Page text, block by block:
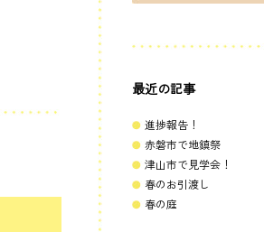
最近の記事
進捗報告！
赤磐市で地鎮祭
津山市で見学会！
春のお引渡し
春の庭